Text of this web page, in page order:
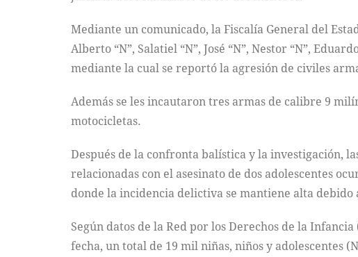
Mediante un comunicado, la Fiscalía General del
Alberto “N”, Salatiel “N”, José “N”, Nestor “N”,
mediante la cual se reportó la agresión de civiles
Además se les incautaron tres armas de calibre 9
motocicletas.
Después de la confronta balística y la investigación,
relacionadas con el asesinato de dos adolescentes
donde la incidencia delictiva se mantiene alta
Según datos de la Red por los Derechos de la
fecha, un total de 19 mil niñas, niños y adolescentes